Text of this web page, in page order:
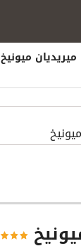
ميريديان ميونيخ